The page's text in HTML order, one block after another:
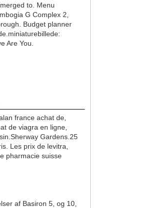
to. Menu
G Complex 2,
Budget planner
Are You.
france achat de,
de viagra en ligne,
Gardens.25
Les prix de levitra,
pharmacie suisse
af Basiron 5, og 10,